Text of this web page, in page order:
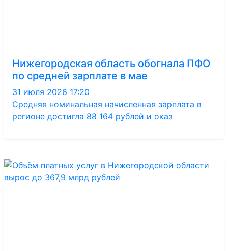
Нижегородская область обогнала ПФО
по средней зарплате в мае
31 июля 2026 17:20
Средняя номинальная начисленная зарплата в
регионе достигла 88 164 рублей и оказ